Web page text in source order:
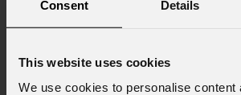
Consent Details
This website uses cookies
We use cookies to personalise content